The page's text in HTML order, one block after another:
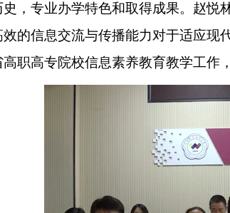
，专业办学特色和取得成果。赵悦
效的信息交流与传播能力对于适应
职高专院校信息素养教育教学工作